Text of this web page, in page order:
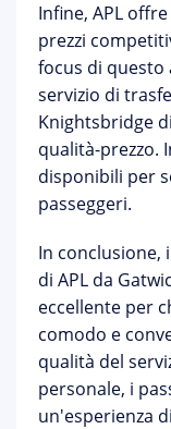
Infine, APL
prezzi
focus di questo
servizio di
Knightsbridge
qualità-prezzo.
disponibili per
passeggeri.
In conclusione,
di APL da
eccellente per
comodo e
qualità del
personale, i
un'esperienza